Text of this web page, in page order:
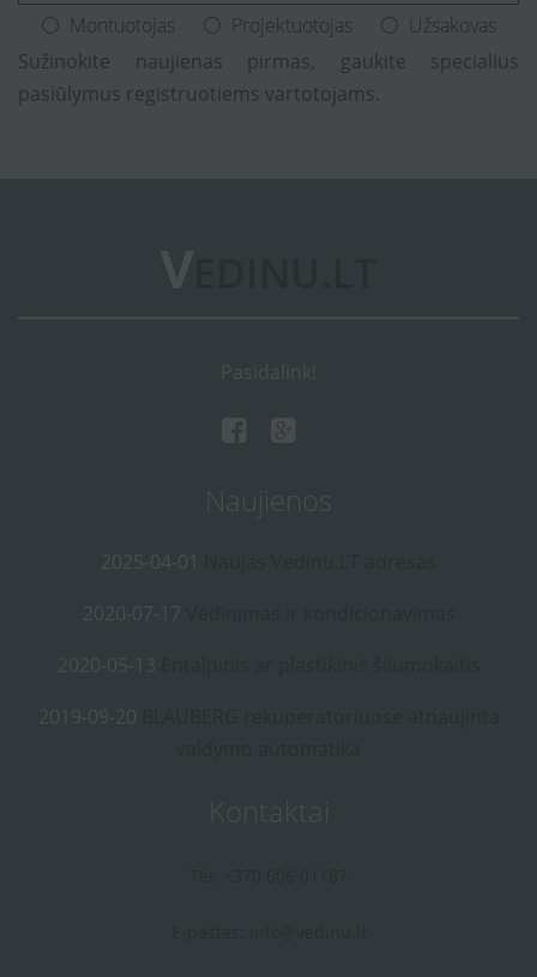
Montuotojas Projektuotojas
Užsakovas
Sužinokite naujienas pirmas, gaukite specialius
pasiūlymus registruotiems vartotojams.
Pasidalink!
Naujienos
2025-04-01
2020-07-17
2020-05-13
2019-09-20
Kontaktai